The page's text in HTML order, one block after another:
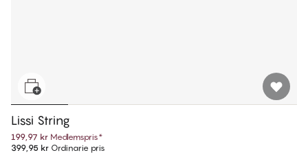
Lissi String
199,97 kr Medlemspris*
399,95 kr Ordinarie pris